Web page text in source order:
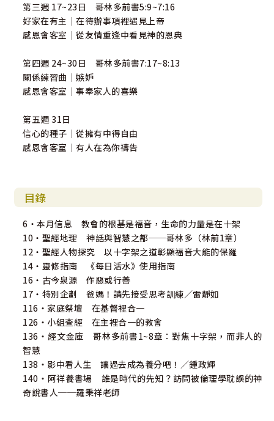
第三週 17~23日 哥林多前書5:9~7:16
好家在有主｜在待辦事項裡遇見上帝
感恩會客室｜從友情重逢中看見神的恩典
第四週 24~30日 哥林多前書7:17~8:13
關係練習曲｜嫉妒
感恩會客室｜事奉家人的喜樂
第五週 31日
信心的種子｜從擁有中得自由
感恩會客室｜有人在為你禱告
目錄
6・本月信息 教會的根基是福音，生命的力量是在十架
10・聖經地理 神話與智慧之都──哥林多（林前1章）
12・聖經人物探究 以十字架之道彰顯福音大能的保羅
14・靈修指南 《每日活水》使用指南
16・古今泉源 作惡或行善
17・特別企劃 爸媽！請先接受思考訓練／雷靜如
116・家庭祭壇 在基督裡合一
126・小組查經 在主裡合一的教會
136・經文金庫 哥林多前書1~8章：對焦十字架，而非人的
智慧
138・影中看人生 讓過去成為養分吧！／鍾政輝
140・阿祥養書場 誰是時代的先知？訪問被倫理學耽誤的神
奇說書人──羅秉祥老師